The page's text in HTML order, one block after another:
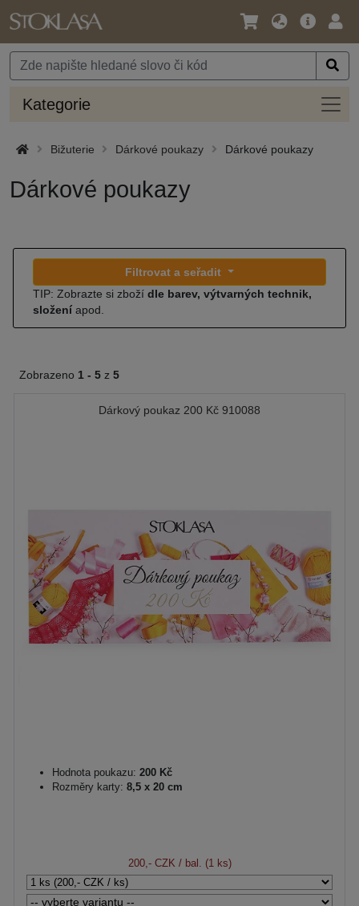
Jazyk
Měna
Hlavní
Kategorie
Bižuterie Dárkové poukazy Dárkové poukazy
Dárkové poukazy
Filtrovat a seřadit
TIP: Zobrazte si zboží dle barev, výtvarných technik,
složení apod.
Zobrazeno 1 - 5 z 5
Dárkový poukaz 200 Kč 910088
Hodnota poukazu: 200 Kč
Rozměry karty: 8,5 x 20 cm
200,- CZK / bal. (1 ks)